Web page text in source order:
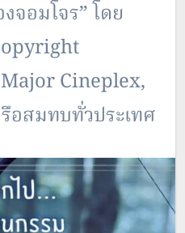
อมโจร” โดย
Cineplex,
อสมทบทั่วประเทศ